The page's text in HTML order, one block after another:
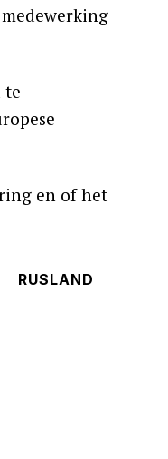
te
en of het
RUSLAND